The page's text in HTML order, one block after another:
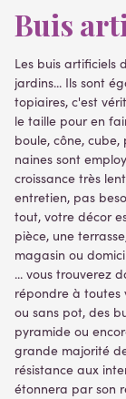
Buis
Les buis artificiels
jardins... Ils sont
topiaires, c'est
le taille pour en
boule, cône, cube,
naines sont
croissance très
entretien, pas
tout, votre décor
pièce, une
magasin ou
... vous trouverez
répondre à toutes
ou sans pot, des
pyramide ou
grande majorité
résistance aux
étonnera par son